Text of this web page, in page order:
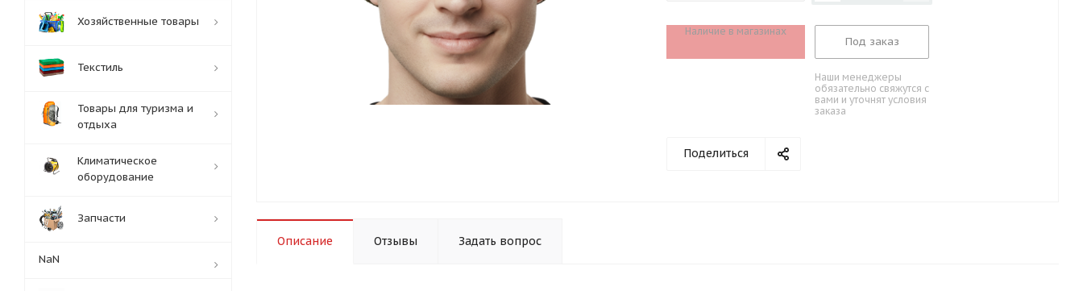
Наличие в магазинах
Под заказ
Наши менеджеры
обязательно свяжутся с
вами и уточнят условия
заказа
Поделиться
Описание Отзывы Задать вопрос
Хозяйственные товары
Текстиль
Товары для туризма и
отдыха
Климатическое
оборудование
Запчасти
NaN